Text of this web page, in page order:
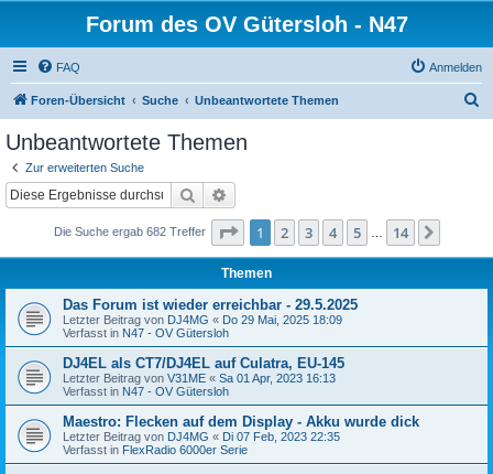
Forum des OV Gütersloh - N47
FAQ Anmelden
Foren-Übersicht Suche Unbeantwortete Themen
Unbeantwortete Themen
Zur erweiterten Suche
Suche
Die Suche ergab 682 Treffer Seite 1von 14
1 2 3 4 5 14
Themen
Das Forum ist wieder erreichbar - 29.5.2025
Letzter Beitrag von DJ4MG « Do 29 Mai, 2025 18:09
Verfasst in N47 - OV Gütersloh
DJ4EL als CT7/DJ4EL auf Culatra, EU-145
Letzter Beitrag von V31ME « Sa 01 Apr, 2023 16:13
Verfasst in N47 - OV Gütersloh
Maestro: Flecken auf dem Display - Akku wurde dick
Letzter Beitrag von DJ4MG « Di 07 Feb, 2023 22:35
Verfasst in FlexRadio 6000er Serie